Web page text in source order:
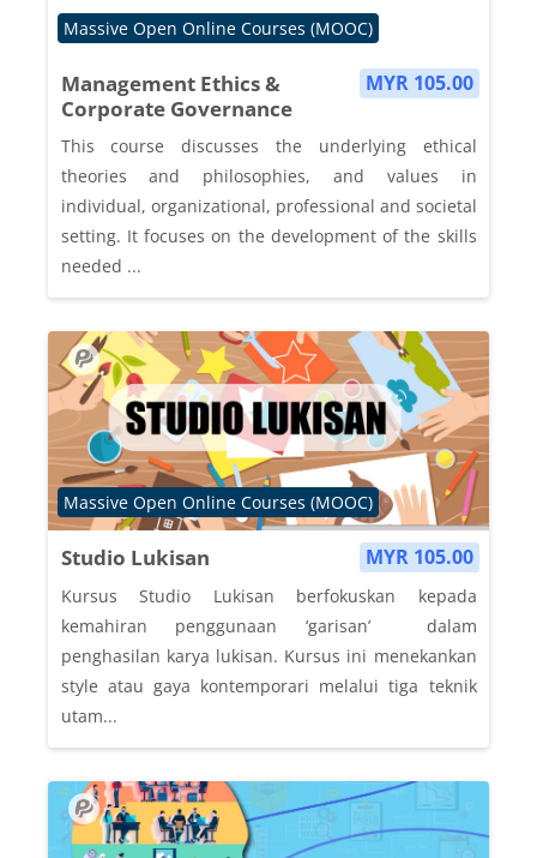
MYR 105.00
Management Ethics &
Corporate Governance
Course category
Massive Open Online Courses (MOOC)
This course discusses the underlying ethical
theories and philosophies, and values in
individual, organizational, professional and societal
setting. It focuses on the development of the skills
needed ...
MYR 105.00
Studio Lukisan
Course category
Massive Open Online Courses (MOOC)
Kursus Studio Lukisan berfokuskan kepada
kemahiran penggunaan ‘garisan’ dalam
penghasilan karya lukisan. Kursus ini menekankan
style atau gaya kontemporari melalui tiga teknik
utam...